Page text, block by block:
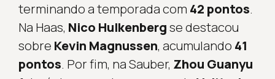
terminando a temporada com 42 pontos.
Na Haas, Nico Hulkenbergse destacou
sobre Kevin Magnussen, acumulando 41
pontos. Por fim, na Sauber, Zhou Guanyu